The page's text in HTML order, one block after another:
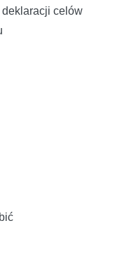
deklaracji celów